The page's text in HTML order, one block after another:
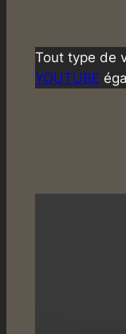
Tout type de
YOUTUBE